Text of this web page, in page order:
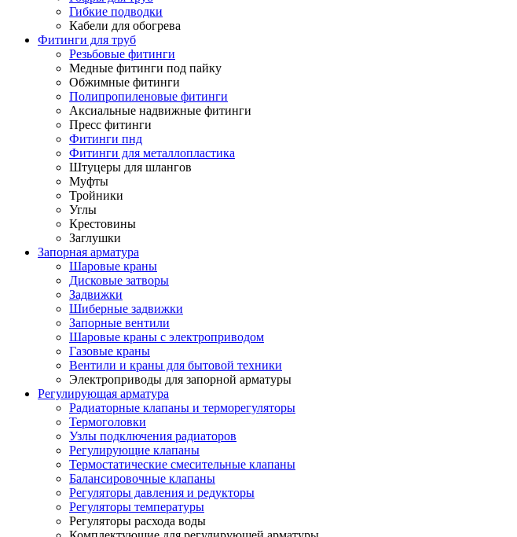
Гибкие подводки
Кабели для обогрева
Фитинги для труб
Резьбовые фитинги
Медные фитинги под пайку
Обжимные фитинги
Полипропиленовые фитинги
Аксиальные надвижные фитинги
Пресс фитинги
Фитинги пнд
Фитинги для металлопластика
Штуцеры для шлангов
Муфты
Тройники
Углы
Крестовины
Заглушки
Запорная арматура
Шаровые краны
Дисковые затворы
Задвижки
Шиберные задвижки
Запорные вентили
Шаровые краны с электроприводом
Газовые краны
Вентили и краны для бытовой техники
Электроприводы для запорной арматуры
Регулирующая арматура
Радиаторные клапаны и терморегуляторы
Термоголовки
Узлы подключения радиаторов
Регулирующие клапаны
Термостатические смесительные клапаны
Балансировочные клапаны
Регуляторы давления и редукторы
Регуляторы температуры
Регуляторы расхода воды